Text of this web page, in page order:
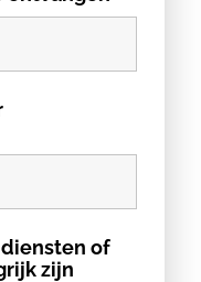
of
zijn